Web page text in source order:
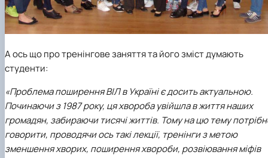
А ось що про тренінгове заняття та його зміст думають
студенти:
«Проблема поширення ВІЛ в Україні є досить актуальною.
Починаючи з 1987 року, ця хвороба увійшла в життя наших
громадян, забираючи тисячі життів. Тому на цю тему
говорити, проводячи ось такі лекції, тренінги з метою
зменшення хворих, поширення хвороби, розвіювання міфів